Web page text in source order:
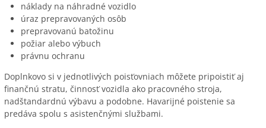
náklady na náhradné vozidlo
úraz prepravovaných osôb
prepravovanú batožinu
požiar alebo výbuch
právnu ochranu
Doplnkovo si v jednotlivých poisťovniach môžete pripoistiť aj
finančnú stratu, činnosť vozidla ako pracovného stroja,
nadštandardnú výbavu a podobne. Havarijné poistenie sa
predáva spolu s asistenčnými službami.